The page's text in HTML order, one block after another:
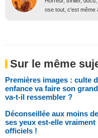
ose tout, c'est même
Sur le même
Premières images : culte
enfance va faire son
va-t-il ressembler ?
Déconseillée aux moins
ses yeux est-elle
officiels !